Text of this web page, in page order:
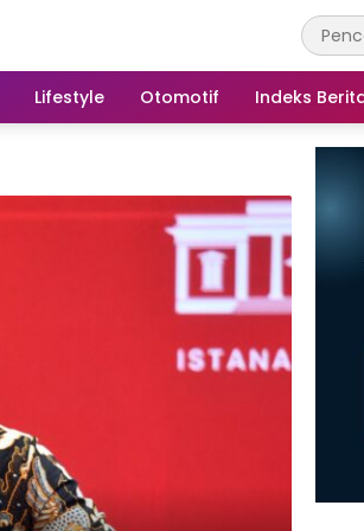
Lifestyle Otomotif Indeks